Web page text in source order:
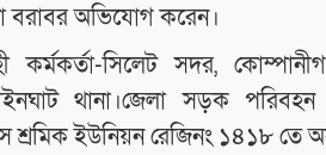
বরাবর অভিযোগ করেন।
সিলেট সদর,
থানা।জেলা সড়ক
শ্রমিক ইউনিয়ন রেজিনং ১৪১৮ তে